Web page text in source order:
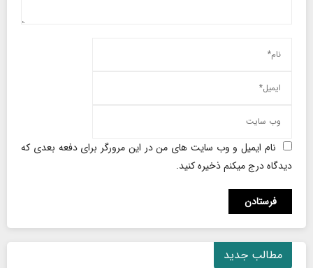
نام ایمیل و وب سایت های من در این مرورگر برای دفعه بعدی که
دیدگاه درج میکنم ذخیره کنید.
مطالب جدید